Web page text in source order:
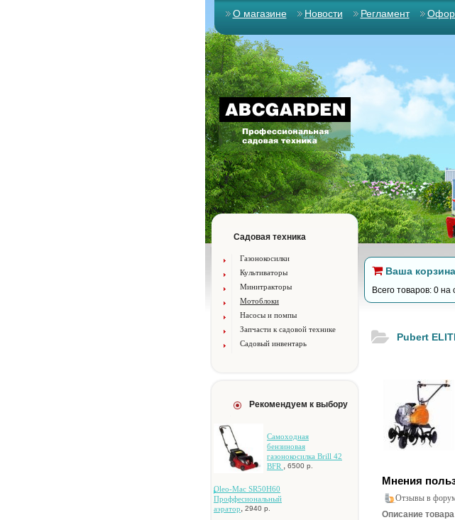
О магазине Новости Регламент
Садовая техника
Газонокосилки
Культиваторы
Минитракторы
Мотоблоки
Насосы и помпы
Запчасти к садовой технике
Садовый инвентарь
Рекомендуем к выбору
Самоходная
бензиновая
газонокосилка Brill 42
BFR , 6500 р.
Oleo-Mac SR50H60
Проффесиональный
аэратор, 2940 р.
Ваша
Всего товаров: 0 на
Pubert
Мнения
Отзывы в
Описание